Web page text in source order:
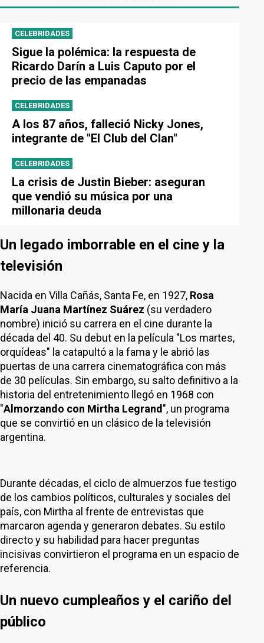
CELEBRIDADES
Sigue la polémica: la respuesta de
Ricardo Darín a Luis Caputo por el
precio de las empanadas
CELEBRIDADES
A los 87 años, falleció Nicky Jones,
integrante de "El Club del Clan"
CELEBRIDADES
La crisis de Justin Bieber: aseguran
que vendió su música por una
millonaria deuda
Un legado imborrable en el cine y la
televisión
Nacida en Villa Cañás, Santa Fe, en 1927, Rosa
María Juana Martínez Suárez (su verdadero
nombre) inició su carrera en el cine durante la
década del 40. Su debut en la película "Los martes,
orquídeas" la catapultó a la fama y le abrió las
puertas de una carrera cinematográfica con más
de 30 películas. Sin embargo, su salto definitivo a la
historia del entretenimiento llegó en 1968 con
"Almorzando con Mirtha Legrand ", un programa
que se convirtió en un clásico de la televisión
argentina.
Durante décadas, el ciclo de almuerzos fue testigo
de los cambios políticos, culturales y sociales del
país, con Mirtha al frente de entrevistas que
marcaron agenda y generaron debates. Su estilo
directo y su habilidad para hacer preguntas
incisivas convirtieron el programa en un espacio de
referencia.
Un nuevo cumpleaños y el cariño del
público